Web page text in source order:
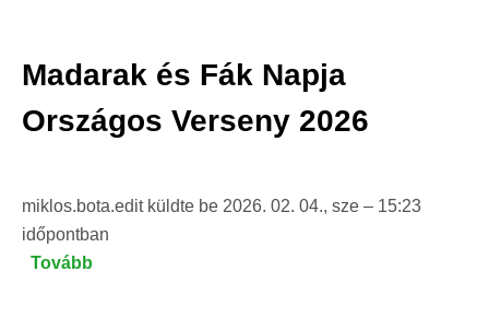
Madarak és Fák Napja
Országos Verseny 2026
miklos.bota.editküldte be 2026. 02. 04., sze – 15:23
időpontban
Tovább